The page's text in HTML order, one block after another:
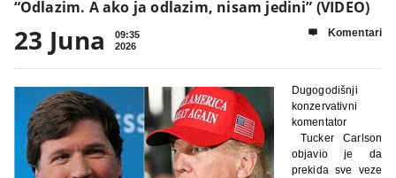
“Odlazim. A ako ja odlazim, nisam jedini” (VIDEO)
23 Juna
09:35
2026
 Komentari
Dugogodišnji
konzervativni
komentator
Tucker Carlson
objavio je da
prekida sve veze